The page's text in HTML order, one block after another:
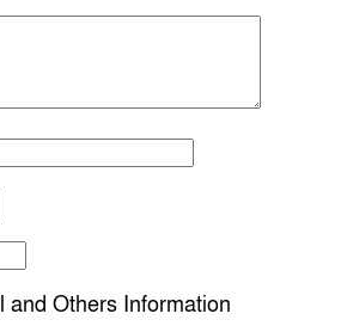
and Others Information